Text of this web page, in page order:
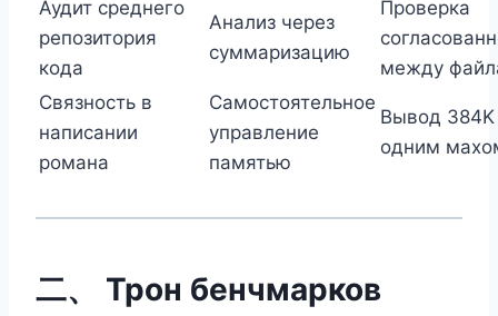
Аудит среднего
репозитория
кода
Анализ через
суммаризацию
Проверка
между
Связность в
написании
романа
Самостоятельное
управление
памятью
Вывод 384K
одним
二、 Трон бенчмарков